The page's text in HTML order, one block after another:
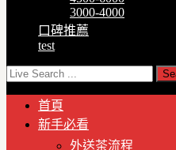
3000-4000
口碑推薦
test
首頁
新手必看
外送茶流程